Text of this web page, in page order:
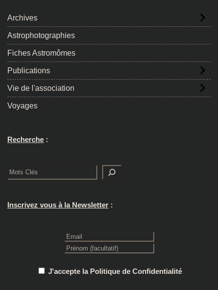
Archives
Astrophotographies
Fiches Astromômes
Publications
Vie de l'association
Voyages
Recherche :
Rechercher
Inscrivez vous à la Newsletter :
J'accepte la Politique de Confidentialité